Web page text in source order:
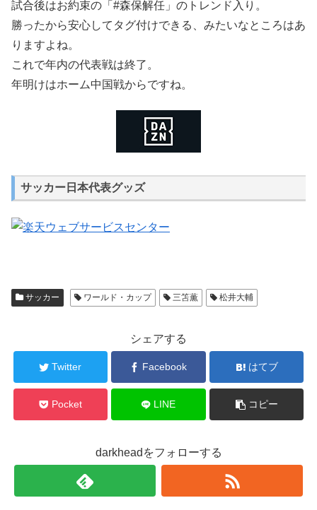
試合後はお約束の「#森保解任」のトレンド入り。
勝ったから安心してタグ付けできる、みたいなところはあ
りますよね。
これで年内の代表戦は終了。
年明けはホーム中国戦からですね。
サッカー日本代表グッズ
サッカー ワールド・カップ 三笘薫 松井大輔
シェアする
Twitter Facebook はてブ
Pocket LINE コピー
darkheadをフォローする